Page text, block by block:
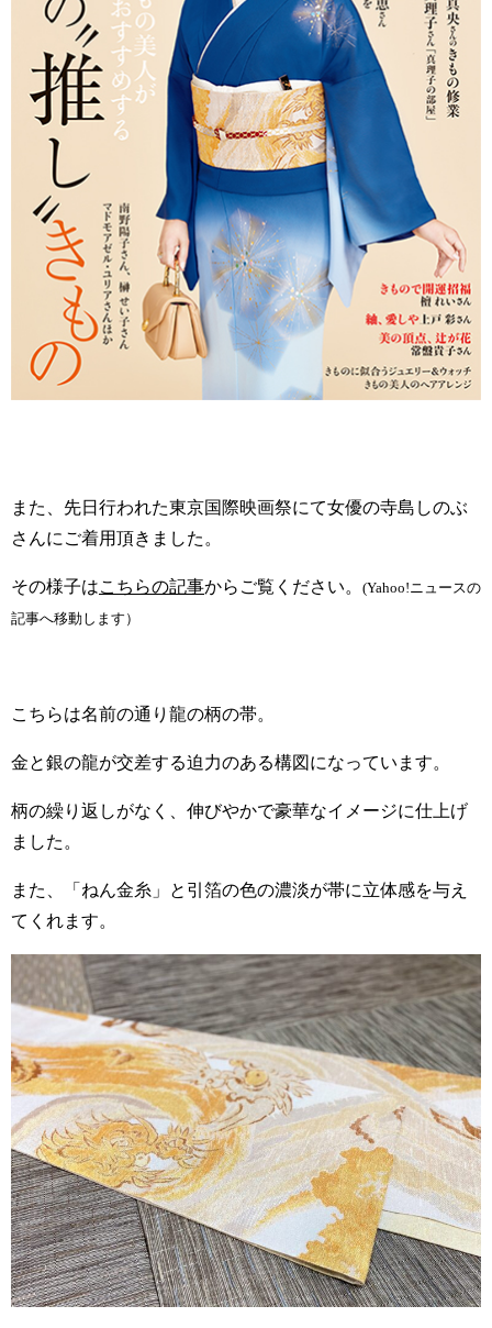
また、先日行われた東京国際映画祭にて女優の寺島しのぶ
さんにご着用頂きました。
その様子はこちらの記事からご覧ください。 (Yahoo!ニュースの
記事へ移動します）
こちらは名前の通り龍の柄の帯。
金と銀の龍が交差する迫力のある構図になっています。
柄の繰り返しがなく、伸びやかで豪華なイメージに仕上げ
ました。
また、「ねん金糸」と引箔の色の濃淡が帯に立体感を与え
てくれます。